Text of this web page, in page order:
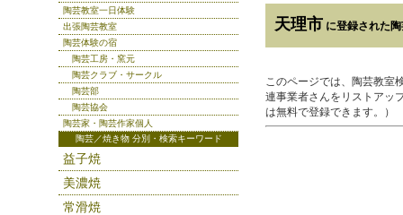
天理市 に登録された
このページでは、陶芸教室
連事業者さんをリストアッ
は無料で登録できます。）
陶芸教室一日体験
出張陶芸教室
陶芸体験の宿
陶芸工房・窯元
陶芸クラブ・サークル
陶芸部
陶芸協会
陶芸家・陶芸作家個人
陶芸／焼き物 分別・検索キーワード
益子焼
美濃焼
常滑焼